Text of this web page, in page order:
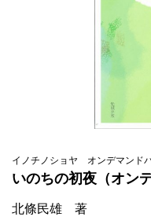
イノチノショヤ オンデマンド
いのちの初夜（オン
北條民雄 著